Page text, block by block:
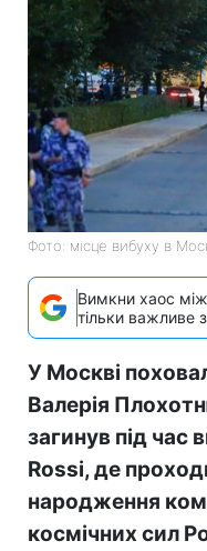
Фото: місце вибуху в
Вимкни хаос
тільки важливе з
У Москві
Валерія
загинув під час
Rossi, де
народження
космічних сил